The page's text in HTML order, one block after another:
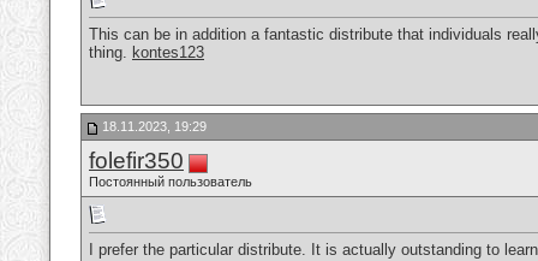
This can be in addition a fantastic distribute that individuals
thing. kontes123
18.11.2023, 19:29
folefir350
Постоянный пользователь
I prefer the particular distribute. It is actually outstanding to